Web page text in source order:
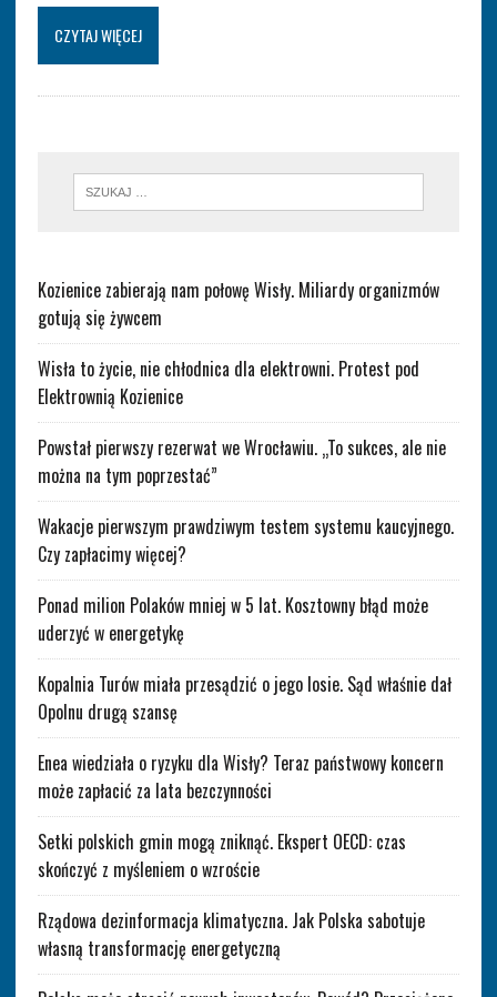
CZYTAJ WIĘCEJ
Kozienice zabierają nam połowę Wisły. Miliardy organizmów
gotują się żywcem
Wisła to życie, nie chłodnica dla elektrowni. Protest pod
Elektrownią Kozienice
Powstał pierwszy rezerwat we Wrocławiu. „To sukces, ale nie
można na tym poprzestać”
Wakacje pierwszym prawdziwym testem systemu kaucyjnego.
Czy zapłacimy więcej?
Ponad milion Polaków mniej w 5 lat. Kosztowny błąd może
uderzyć w energetykę
Kopalnia Turów miała przesądzić o jego losie. Sąd właśnie dał
Opolnu drugą szansę
Enea wiedziała o ryzyku dla Wisły? Teraz państwowy koncern
może zapłacić za lata bezczynności
Setki polskich gmin mogą zniknąć. Ekspert OECD: czas
skończyć z myśleniem o wzroście
Rządowa dezinformacja klimatyczna. Jak Polska sabotuje
własną transformację energetyczną